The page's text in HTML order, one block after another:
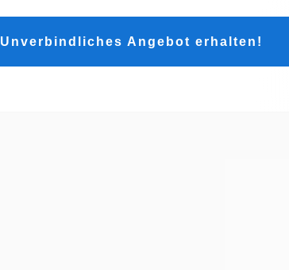
Unverbindliches Angebot erhalten!